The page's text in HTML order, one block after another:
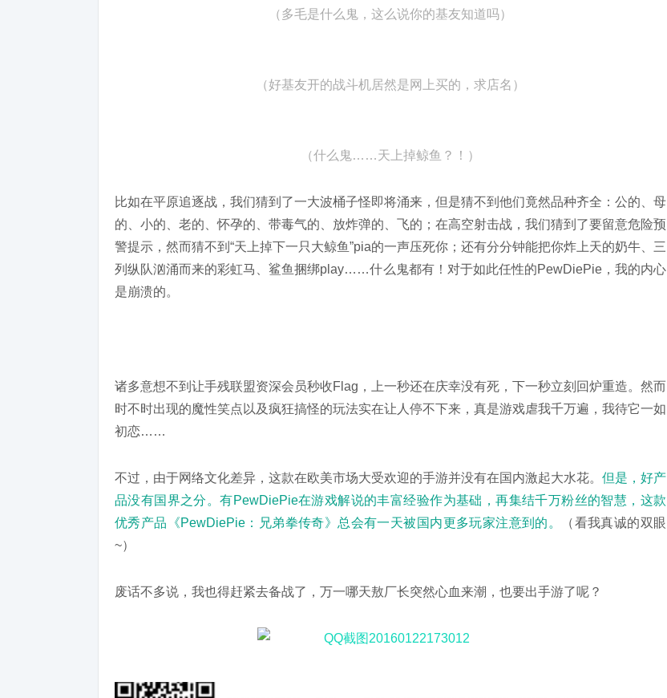
（多毛是什么鬼，这么说你的基友知道吗）
（好基友开的战斗机居然是网上买的，求店名）
（什么鬼……天上掉鲸鱼？！）
比如在平原追逐战，我们猜到了一大波桶子怪即将涌来，但是猜不到他们竟然品种齐全：公的、母
的、小的、老的、怀孕的、带毒气的、放炸弹的、飞的；在高空射击战，我们猜到了要留意危险预
警提示，然而猜不到“天上掉下一只大鲸鱼”pia的一声压死你；还有分分钟能把你炸上天的奶牛、三
列纵队汹涌而来的彩虹马、鲨鱼捆绑play……什么鬼都有！对于如此任性的PewDiePie，我的内心
是崩溃的。
诸多意想不到让手残联盟资深会员秒收Flag，上一秒还在庆幸没有死，下一秒立刻回炉重造。然而
时不时出现的魔性笑点以及疯狂搞怪的玩法实在让人停不下来，真是游戏虐我千万遍，我待它一如
初恋……
不过，由于网络文化差异，这款在欧美市场大受欢迎的手游并没有在国内激起大水花。 但是，好产
品没有国界之分。有PewDiePie在游戏解说的丰富经验作为基础，再集结千万粉丝的智慧，这款
优秀产品《PewDiePie：兄弟拳传奇》总会有一天被国内更多玩家注意到的。
（看我真诚的双眼
~）
废话不多说，我也得赶紧去备战了，万一哪天敖厂长突然心血来潮，也要出手游了呢？